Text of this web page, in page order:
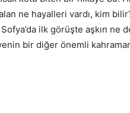
ne hayalleri vardı, kim
ilk görüşte aşkın ne
bir diğer önemli